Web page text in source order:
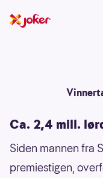
Ca. 2,4 mill.
Siden mannen fra
premiestigen,